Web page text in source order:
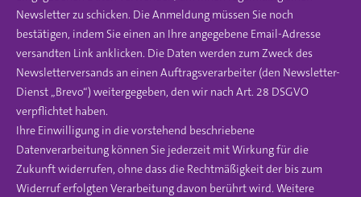
Newsletter zu schicken. Die Anmeldung müssen Sie noch
bestätigen, indem Sie einen an Ihre angegebene Email-Adresse
versandten Link anklicken. Die Daten werden zum Zweck des
Newsletterversands an einen Auftragsverarbeiter (den Newsletter-
Dienst „Brevo“) weitergegeben, den wir nach Art. 28 DSGVO
verpflichtet haben.
Ihre Einwilligung in die vorstehend beschriebene
Datenverarbeitung können Sie jederzeit mit Wirkung für die
Zukunft widerrufen, ohne dass die Rechtmäßigkeit der bis zum
Widerruf erfolgten Verarbeitung davon berührt wird. Weitere